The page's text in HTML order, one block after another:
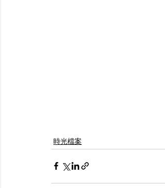
時光檔案